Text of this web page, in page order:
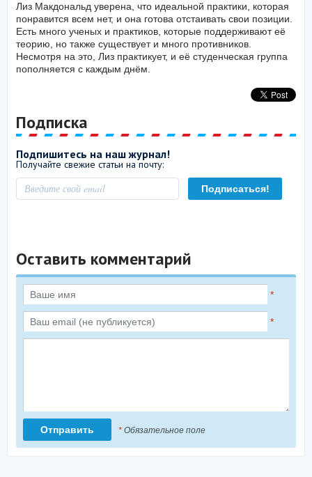
Лиз Макдональд уверена, что идеальной практики, которая
понравится всем нет, и она готова отстаивать свои позиции.
Есть много ученых и практиков, которые поддерживают её
теорию, но также существует и много противников.
Несмотря на это, Лиз практикует, и её студенческая группа
пополняется с каждым днём.
Подписка
Подпишитесь на наш журнал!
Получайте свежие статьи на почту:
Оставить комментарий
*
*
* Обязательное поле